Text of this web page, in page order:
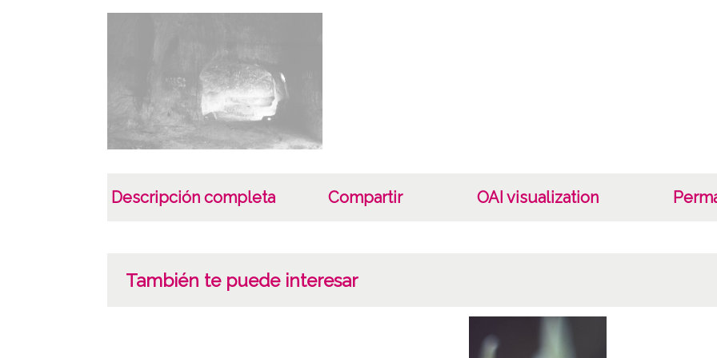
Descripción completa Compartir OAI visualization
También te puede interesar